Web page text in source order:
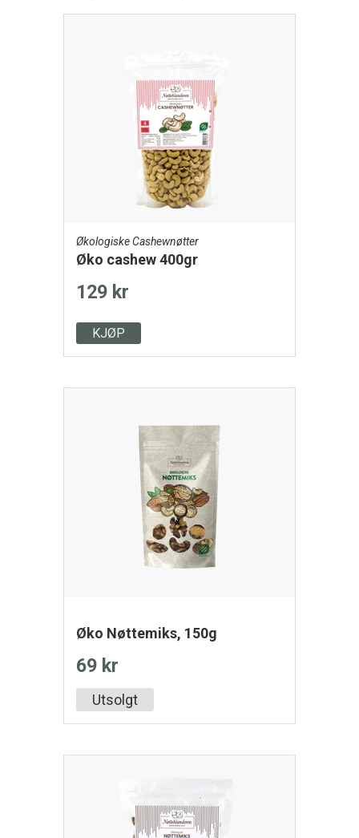
Økologiske Cashewnøtter
Øko cashew 400gr
129 kr
KJØP
Øko Nøttemiks, 150g
69 kr
Utsolgt